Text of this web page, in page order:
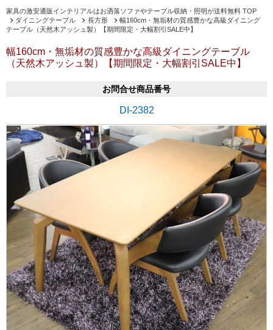
家具の激安通販インテリアルはお洒落ソファやテーブル収納・照明が送料無料 TOP
ダイニングテーブル
長方形
幅160cm・無垢材の質感豊かな高級ダイニング
テーブル（天然木アッシュ製）【期間限定・大幅割引SALE中】
幅160cm・無垢材の質感豊かな高級ダイニングテーブル
（天然木アッシュ製）【期間限定・大幅割引SALE中】
お問合せ商品番号
DI-2382